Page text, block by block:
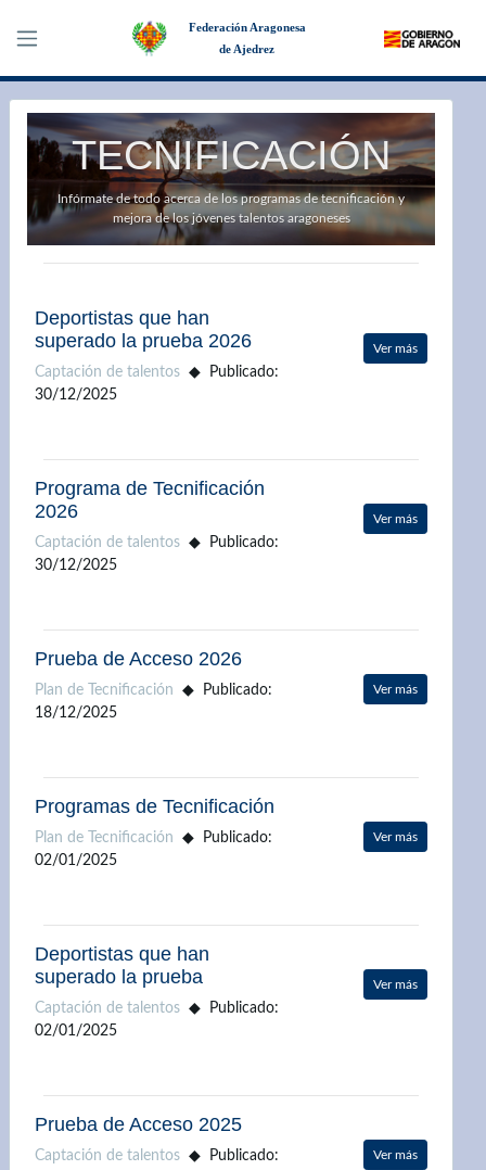
Federación Aragonesa
de Ajedrez
TECNIFICACIÓN
Infórmate de todo acerca de los programas de tecnificación y
mejora de los jóvenes talentos aragoneses
Deportistas que han
superado la prueba 2026
Captación de talentos
Publicado:
30/12/2025
Ver más
Programa de Tecnificación
2026
Captación de talentos
Publicado:
30/12/2025
Ver más
Prueba de Acceso 2026
Plan de Tecnificación
Publicado:
18/12/2025
Ver más
Programas de Tecnificación
Plan de Tecnificación
Publicado:
02/01/2025
Ver más
Deportistas que han
superado la prueba
Captación de talentos
Publicado:
02/01/2025
Ver más
Prueba de Acceso 2025
Captación de talentos
Publicado:
Ver más